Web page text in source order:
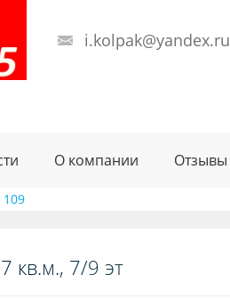
i.kolpak@yandex.ru
О компании Отзывы
109
кв.м., 7/9 эт